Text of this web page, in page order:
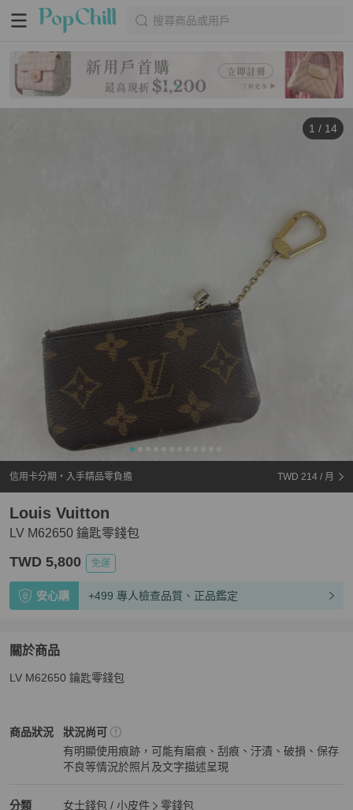
搜尋商品或用戶
1 / 14
信用卡分期・入手精品零負擔 TWD 214 / 月
LV M62650 鑰匙零錢包
Louis Vuitton
TWD 5,800 免運
安心購 +499 專人檢查品質、正品鑑定
關於商品
關於LV M62650 鑰匙零錢包
LV M62650 鑰匙零錢包
商品狀況
Louis Vuitton女士錢包 / 小皮件
狀況尚可
有明顯使用痕跡，可能有磨痕、刮痕、汙漬、破損、保存
不良等情況於照片及文字描述呈現
分類
Louis Vuitton女士錢包 / 小皮件 分類資訊
女士錢包 / 小皮件
零錢包